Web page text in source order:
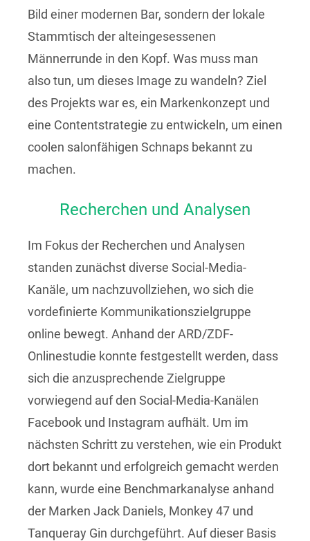
Bild einer modernen Bar, sondern der lokale
Stammtisch der alteingesessenen
Männerrunde in den Kopf. Was muss man
also tun, um dieses Image zu wandeln? Ziel
des Projekts war es, ein Markenkonzept und
eine Contentstrategie zu entwickeln, um einen
coolen salonfähigen Schnaps bekannt zu
machen.
Recherchen und Analysen
Im Fokus der Recherchen und Analysen
standen zunächst diverse Social-Media-
Kanäle, um nachzuvollziehen, wo sich die
vordefinierte Kommunikationszielgruppe
online bewegt. Anhand der ARD/ZDF-
Onlinestudie konnte festgestellt werden, dass
sich die anzusprechende Zielgruppe
vorwiegend auf den Social-Media-Kanälen
Facebook und Instagram aufhält. Um im
nächsten Schritt zu verstehen, wie ein Produkt
dort bekannt und erfolgreich gemacht werden
kann, wurde eine Benchmarkanalyse anhand
der Marken Jack Daniels, Monkey 47 und
Tanqueray Gin durchgeführt. Auf dieser Basis